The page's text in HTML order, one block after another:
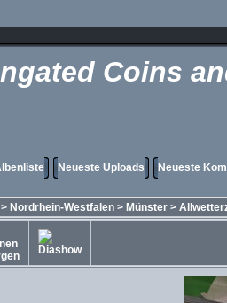
Coins
Neueste Uploads Neueste
> Nordrhein-Westfalen > Münster >